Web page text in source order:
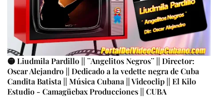
🟡 Liudmila Pardillo || ¨Angelitos Negros¨ || Director:
Oscar Alejandro || Dedicado a la vedette negra de Cuba
Candita Batista || Música Cubana || Videoclip || El Kilo
Estudio - Camagüebax Producciones || CUBA